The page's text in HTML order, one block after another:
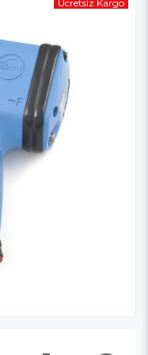
Ücretsiz Kargo